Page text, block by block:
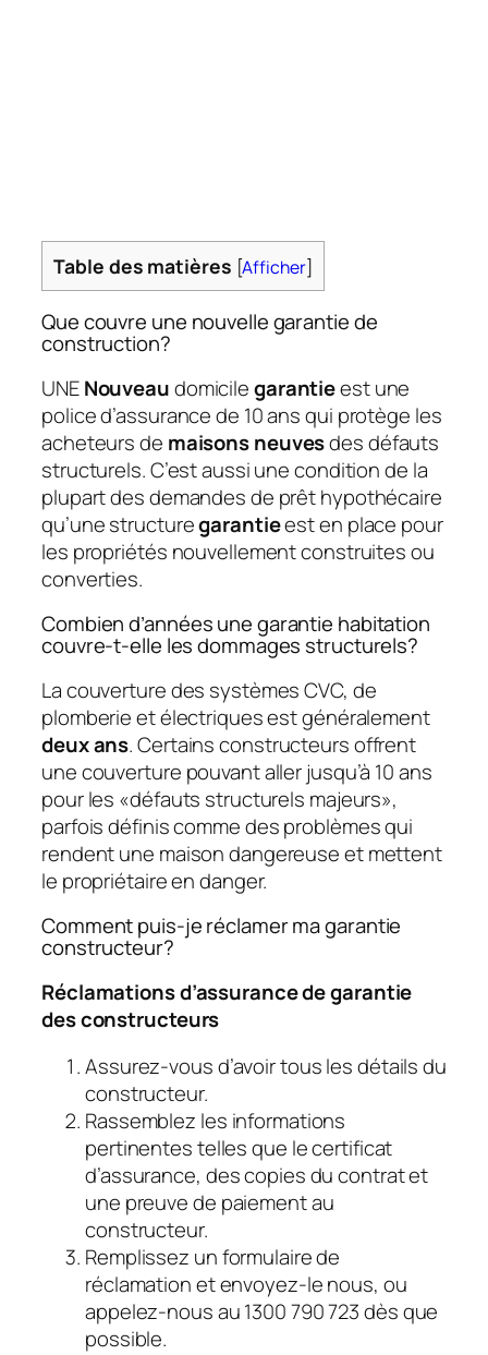
Table des matières [Afficher]
Que couvre une nouvelle garantie de
construction?
UNENouveaudomicilegarantieest une
police d’assurance de 10 ans qui protège les
acheteurs de maisons neuvesdes défauts
structurels. C’est aussi une condition de la
plupart des demandes de prêt hypothécaire
qu’une structuregarantieest en place pour
les propriétés nouvellement construites ou
converties.
Combien d’années une garantie habitation
couvre-t-elle les dommages structurels?
La couverture des systèmes CVC, de
plomberie et électriques est généralement
deux ans. Certains constructeurs offrent
une couverture pouvant aller jusqu’à 10 ans
pour les «défauts structurels majeurs»,
parfois définis comme des problèmes qui
rendent une maison dangereuse et mettent
le propriétaire en danger.
Comment puis-je réclamer ma garantie
constructeur?
Réclamations d’assurance de garantie
des constructeurs
Assurez-vous d’avoir tous les détails du
constructeur.
Rassemblez les informations
pertinentes telles que le certificat
d’assurance, des copies du contrat et
une preuve de paiement au
constructeur.
Remplissez un formulaire de
réclamation et envoyez-le nous, ou
appelez-nous au 1300 790 723 dès que
possible.